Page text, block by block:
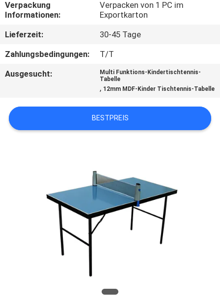
KONTAKT
MIT
UNS
UM
EIN
Verpackung
Informationen:
Verpacken von 1 PC im
Exportkarton
Lieferzeit:
30-45 Tage
Zahlungsbedingungen:
T/T
Ausgesucht:
Multi Funktions-Kindertischtennis-
Tabelle
, 12mm MDF-Kinder Tischtennis-Tabelle
BESTPREIS